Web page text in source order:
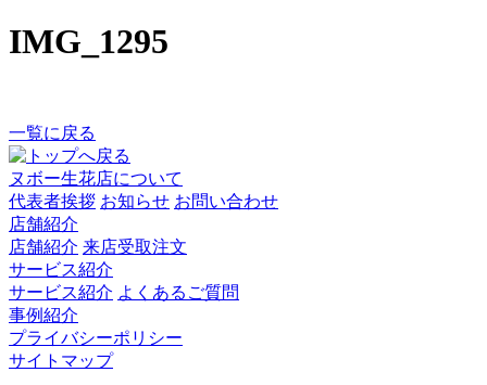
IMG_1295
一覧に戻る
ヌボー生花店について
代表者挨拶 お知らせ お問い合わせ
店舗紹介
店舗紹介 来店受取注文
サービス紹介
サービス紹介 よくあるご質問
事例紹介
プライバシーポリシー
サイトマップ